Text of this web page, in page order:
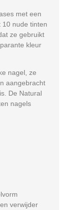
met een
10 nude tinten
ze gebruikt
kleur
nagel, ze
aangebracht
De Natural
nagels
verwijder